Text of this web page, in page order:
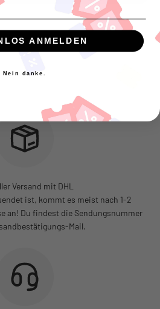
Versand mit DHL
ist, kommt es meist nach 1-2
an! Du findest die Sendungsnummer
Mail.
ANMELDEN
Nein danke.